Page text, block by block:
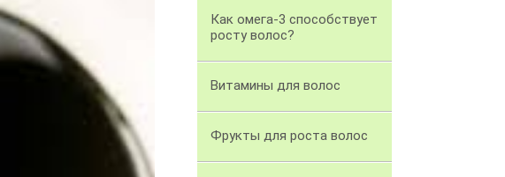
Как омега-3 способствует
росту волос?
Витамины для волос
Фрукты для роста волос